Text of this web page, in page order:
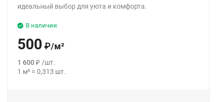
идеальный выбор для уюта и комфорта.
В наличии
500 ₽/м²
1 600₽ /шт.
1 м² = 0,313 шт.